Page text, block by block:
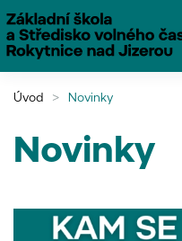
Přejít na hlavní obsah
Úvod Novinky
Novinky